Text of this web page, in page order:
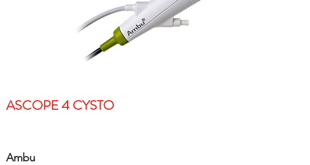
ASCOPE 4 CYSTO
Ambu